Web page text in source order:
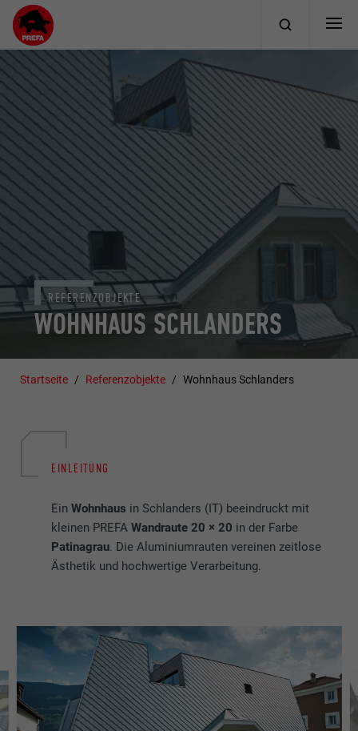
WOHNHAUS SCHLANDERS
REFERENZOBJEKTE
Startseite Referenzobjekte Wohnhaus Schlanders
EINLEITUNG
EinWohnhaus in Schlanders (IT) beeindruckt mit
kleinen PREFAWandraute 20 × 20 in der Farbe
Patinagrau. Die Aluminiumrauten vereinen zeitlose
Ästhetik und hochwertige Verarbeitung.